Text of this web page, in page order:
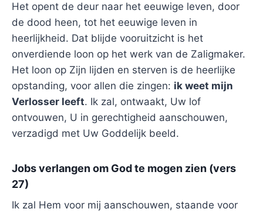
Het opent de deur naar het eeuwige leven, door
de dood heen, tot het eeuwige leven in
heerlijkheid. Dat blijde vooruitzicht is het
onverdiende loon op het werk van de Zaligmaker.
Het loon op Zijn lijden en sterven is de heerlijke
opstanding, voor allen die zingen: ik weet mijn
Verlosser leeft. Ik zal, ontwaakt, Uw lof
ontvouwen, U in gerechtigheid aanschouwen,
verzadigd met Uw Goddelijk beeld.
Jobs verlangen om God te mogen zien (vers
27)
Ik zal Hem voor mij aanschouwen, staande voor